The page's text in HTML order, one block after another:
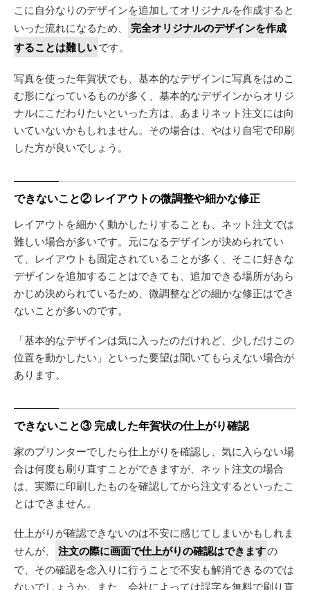
こに自分なりのデザインを追加してオリジナルを作成すると
いった流れになるため、
完全オリジナルのデザインを作成
することは難しいです。
写真を使った年賀状でも、基本的なデザインに写真をはめこ
む形になっているものが多く、基本的なデザインからオリジ
ナルにこだわりたいといった方は、あまりネット注文には向
いていないかもしれません。その場合は、やはり自宅で印刷
した方が良いでしょう。
できないこと② レイアウトの微調整や細かな修正
レイアウトを細かく動かしたりすることも、ネット注文では
難しい場合が多いです。元になるデザインが決められてい
て、レイアウトも固定されていることが多く、そこに好きな
デザインを追加することはできても、追加できる場所があら
かじめ決められているため、微調整などの細かな修正はでき
ないことが多いのです。
「基本的なデザインは気に入ったのだけれど、少しだけこの
位置を動かしたい」といった要望は聞いてもらえない場合が
あります。
できないこと③ 完成した年賀状の仕上がり確認
家のプリンターでしたら仕上がりを確認し、気に入らない場
合は何度も刷り直すことができますが、ネット注文の場合
は、実際に印刷したものを確認してから注文するといったこ
とはできません。
仕上がりが確認できないのは不安に感じてしまいかもしれま
せんが、
注文の際に画面で仕上がりの確認はできますの
で、その確認を念入りに行うことで不安も解消できるのでは
ないでしょうか。また、会社によっては誤字を無料で刷り直